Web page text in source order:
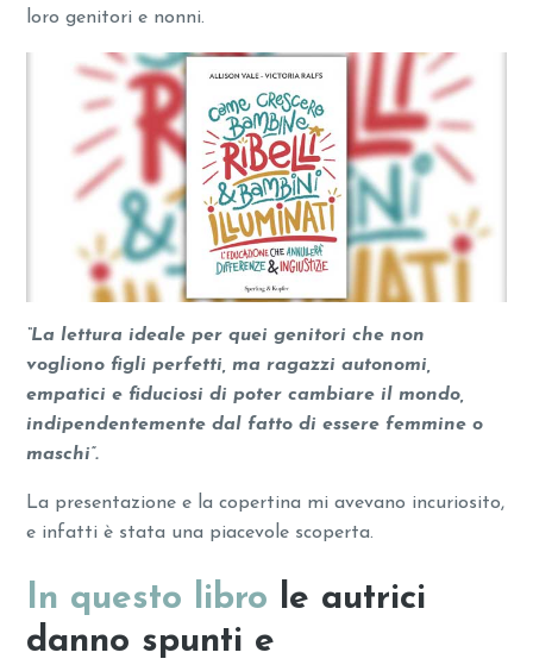
loro genitori e nonni.
“La lettura ideale per quei genitori che non
vogliono figli perfetti, ma ragazzi autonomi,
empatici e fiduciosi di poter cambiare il mondo,
indipendentemente dal fatto di essere femmine o
maschi”.
La presentazione e la copertina mi avevano incuriosito,
e infatti è stata una piacevole scoperta.
In questo libro le autrici
danno spunti e